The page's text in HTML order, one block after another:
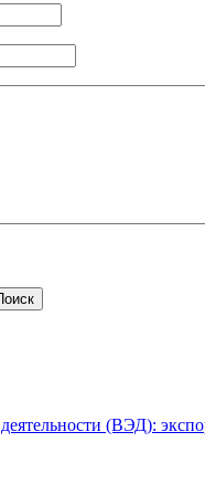
(ВЭД):